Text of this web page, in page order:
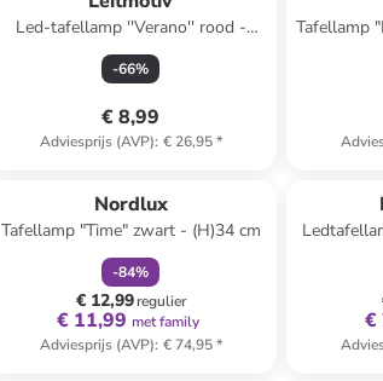
Led-tafellamp ''Verano'' rood -
(H)20 x Ø 13,5 cm
-66%
€ 8,99
Adviesprijs (AVP): € 26,95*
Tafellamp
Nordlux
Tafellamp "Time" zwart - (H)34 cm
-84%
€ 12,99regulier
€ 11,99 met family
Adviesprijs (AVP): € 74,95*
€